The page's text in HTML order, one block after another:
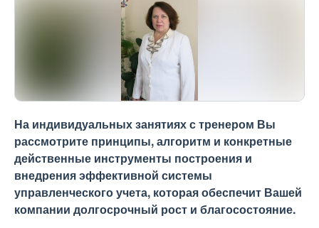
На индивидуальных занятиях с тренером Вы
рассмотрите принципы, алгоритм и конкретные
действенные инструменты построения и
внедрения эффективной системы
управленческого учета, которая обеспечит Вашей
компании долгосрочный рост и благосостояние.